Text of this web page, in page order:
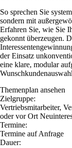
So sprechen Sie
sondern mit
Erfahren Sie, wie Sie
gekonnt überzeugen.
der Einsatz
eine klare, modular
Themenplan ansehen
Zielgruppe:
Vertriebsmitarbeiter,
oder vor Ort
Termine:
Termine auf Anfrage
Dauer: